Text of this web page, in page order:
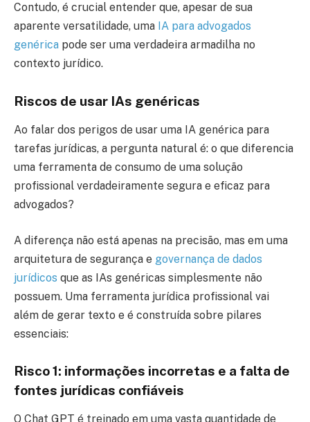
Contudo, é crucial entender que, apesar de sua
aparente versatilidade, uma IA para advogados
genérica pode ser uma verdadeira armadilha no
contexto jurídico.
Riscos de usar IAs genéricas
Ao falar dos perigos de usar uma IA genérica para
tarefas jurídicas, a pergunta natural é: o que diferencia
uma ferramenta de consumo de uma solução
profissional verdadeiramente segura e eficaz para
advogados?
A diferença não está apenas na precisão, mas em uma
arquitetura de segurança e governança de dados
jurídicos que as IAs genéricas simplesmente não
possuem. Uma ferramenta jurídica profissional vai
além de gerar texto e é construída sobre pilares
essenciais:
Risco 1: informações incorretas e a falta de
fontes jurídicas confiáveis
O Chat GPT é treinado em uma vasta quantidade de